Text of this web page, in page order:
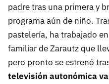
padre tras una primera y
programa aún de niño.
pastelería, ha trabajado
familiar de Zarautz que
pero pronto se estrenó
televisión autonómica